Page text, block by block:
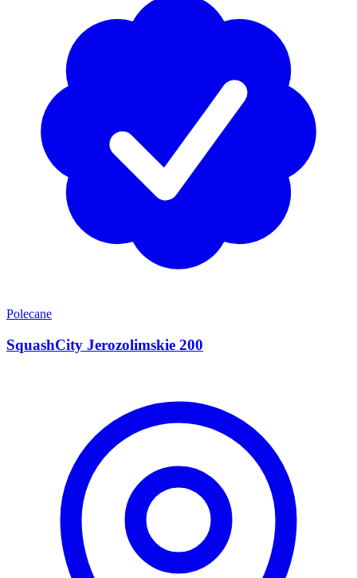
Polecane
SquashCity Jerozolimskie 200